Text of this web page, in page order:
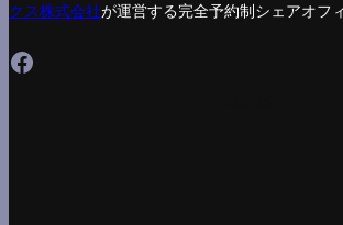
クス株式会社が運営する完全予約制シェアオフ
Facebook